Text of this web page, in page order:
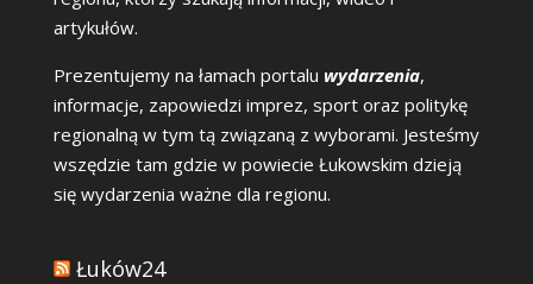
artykułów.
Prezentujemy na łamach portalu wydarzenia,
informacje, zapowiedzi imprez, sport oraz politykę
regionalną w tym tą związaną z wyborami. Jesteśmy
wszędzie tam gdzie w powiecie Łukowskim dzieją
się wydarzenia ważne dla regionu.
Łuków24